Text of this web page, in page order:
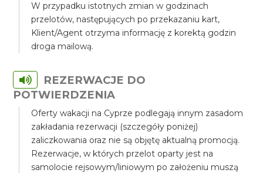
W przypadku istotnych zmian w godzinach
przelotów, następujących po przekazaniu kart,
Klient/Agent otrzyma informację z korektą godzin
droga mailową.
REZERWACJE DO
POTWIERDZENIA
Oferty wakacji na Cyprze podlegają innym zasadom
zakładania rezerwacji (szczegóły poniżej)
zaliczkowania oraz nie są objętę aktualną promocją.
Rezerwacje, w których przelot oparty jest na
samolocie rejsowym/liniowym po założeniu muszą